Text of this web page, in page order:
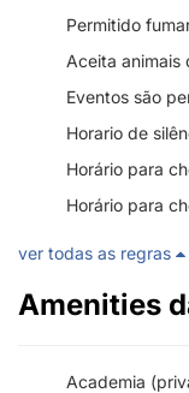
Permitido
Aceita animais
Eventos são
Horario de
Horário para
Horário para
ver todas as regras
Amenities
Academia